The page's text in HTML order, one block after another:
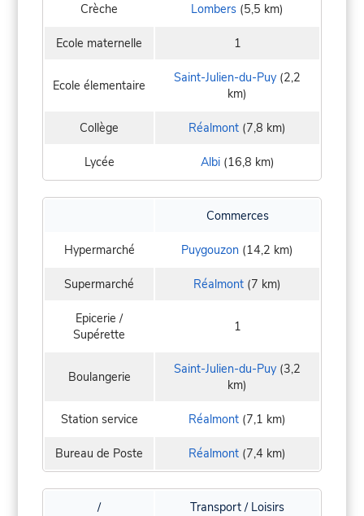
Crèche Lombers (5,5 km)
Ecole maternelle 1
Ecole élementaire Saint-Julien-du-Puy (2,2
km)
Collège Réalmont (7,8 km)
Lycée Albi(16,8 km)
Commerces
Hypermarché Puygouzon (14,2 km)
Supermarché Réalmont (7 km)
Epicerie /
Supérette
1
Boulangerie Saint-Julien-du-Puy (3,2
km)
Station service Réalmont (7,1 km)
Bureau de Poste Réalmont (7,4 km)
/ Transport / Loisirs